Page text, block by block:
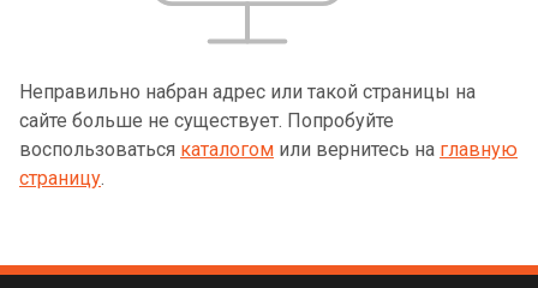
Неправильно набран адрес или такой страницы на
сайте больше не существует. Попробуйте
воспользоваться каталогом или вернитесь на главную
страницу.